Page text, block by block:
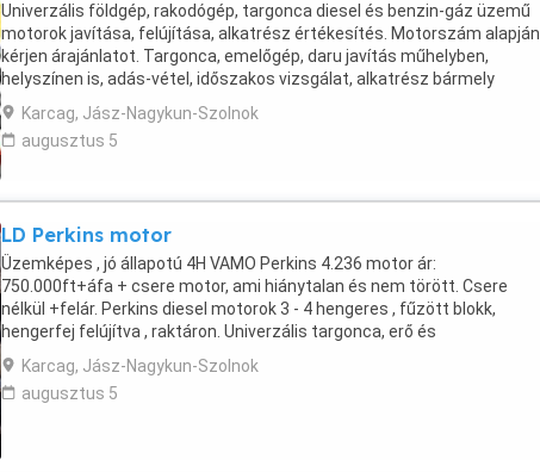
Univerzális földgép, rakodógép, targonca diesel és benzin-gáz üzemű
motorok javítása, felújítása, alkatrész értékesítés. Motorszám alapján
kérjen árajánlatot. Targonca, emelőgép, daru javítás műhelyben,
helyszínen is, adás-vétel, időszakos vizsgálat, alkatrész bármely
típushoz! Targonca bérlet ! Különböző ...
Karcag, Jász-Nagykun-Szolnok
augusztus 5
LD Perkins motor
Üzemképes , jó állapotú 4H VAMO Perkins 4.236 motor ár:
750.000ft+áfa + csere motor, ami hiánytalan és nem törött. Csere
nélkül +felár. Perkins diesel motorok 3 - 4 hengeres , fűzött blokk,
hengerfej felújítva , raktáron. Univerzális targonca, erő és
földmunkagép motor javítás, felújítás,szerviz, szabványossági ...
Karcag, Jász-Nagykun-Szolnok
augusztus 5